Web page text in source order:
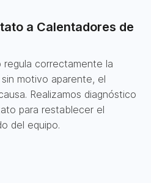
a Calentadores de
regula correctamente la
motivo aparente, el
Realizamos diagnóstico
para restablecer el
del equipo.